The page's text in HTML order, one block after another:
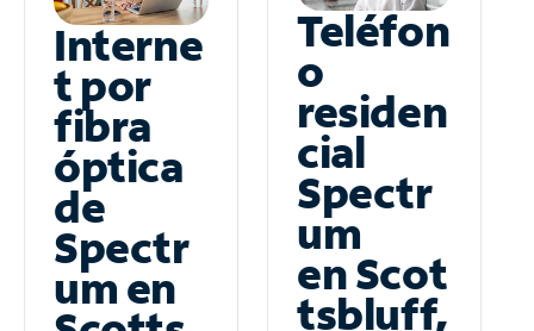
Interne
t por
fibra
óptica
de
Spectr
um en
Teléfon
o
residen
cial
Spectr
um
en Scot
tsbluff,